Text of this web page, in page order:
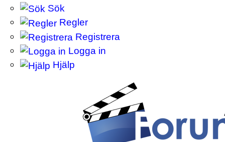
Sök
Regler
Registrera
Logga in
Hjälp